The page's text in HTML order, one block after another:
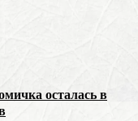
осталась в